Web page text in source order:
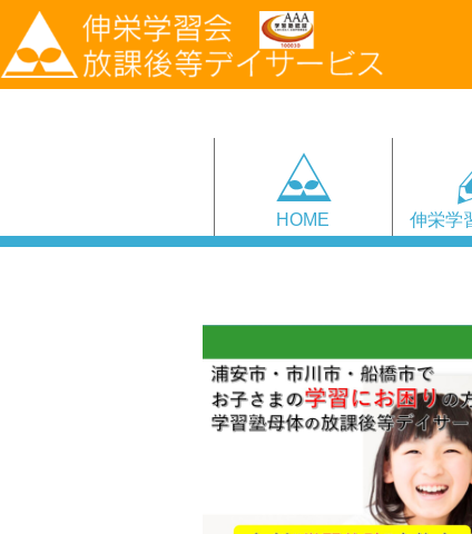
HOME 伸栄学